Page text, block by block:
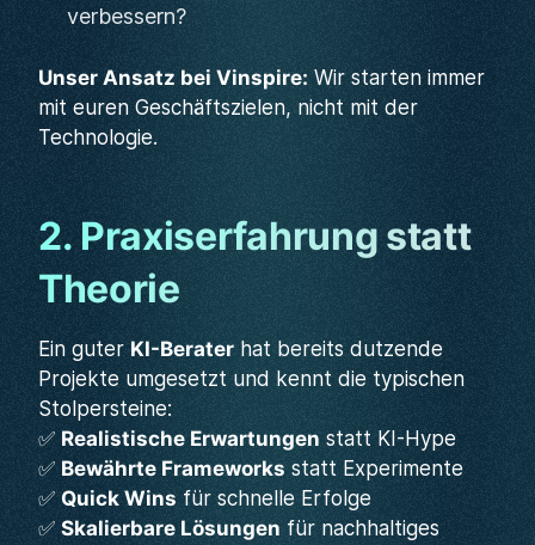
verbessern?
Unser Ansatz bei Vinspire: Wir starten immer
mit euren Geschäftszielen, nicht mit der
Technologie.
2. Praxiserfahrung statt
Theorie
Ein guter KI-Berater hat bereits dutzende
Projekte umgesetzt und kennt die typischen
Stolpersteine:
✅ Realistische Erwartungen statt KI-Hype
✅ Bewährte Frameworks statt Experimente
✅ Quick Wins für schnelle Erfolge
✅ Skalierbare Lösungen für nachhaltiges